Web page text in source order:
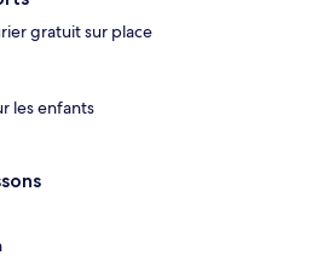
gratuit sur place
les enfants